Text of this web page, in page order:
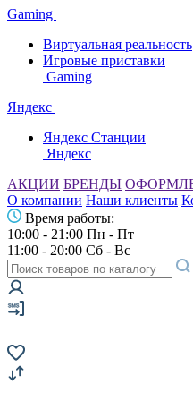
Gaming
Виртуальная реальность
Игровые приставки
Gaming
Яндекс
Яндекс Станции
Яндекс
АКЦИИ БРЕНДЫ
О компании Наши клиенты
Время работы:
10:00 - 21:00 Пн - Пт
11:00 - 20:00 Сб - Вс